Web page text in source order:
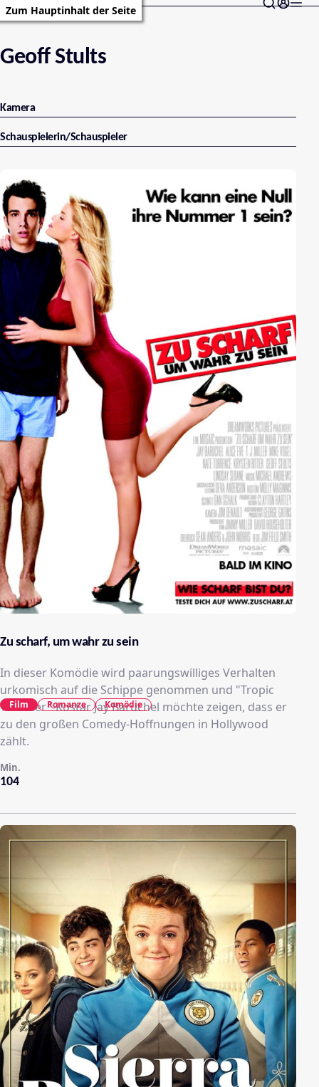
Zum Hauptinhalt der Seite
Geoff Stults
Kamera
Schauspielerin/Schauspieler
Zu scharf, um wahr zu sein
In dieser Komödie wird paarungswilliges Verhalten
urkomisch auf die Schippe genommen und "Tropic
Thunder"-Kostar Jay Baruchel möchte zeigen, dass er
zu den großen Comedy-Hoffnungen in Hollywood
zählt.
104
Min.
Film Romanze Komödie